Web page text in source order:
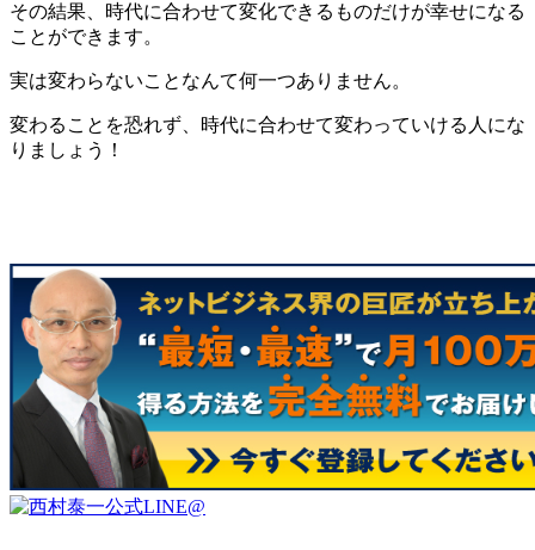
その結果、時代に合わせて変化できるものだけが幸せになる
ことができます。
実は変わらないことなんて何一つありません。
変わることを恐れず、時代に合わせて変わっていける人にな
りましょう！